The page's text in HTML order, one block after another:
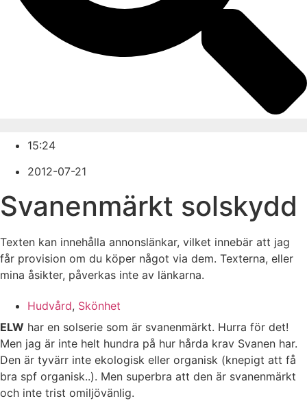
15:24
2012-07-21
Svanenmärkt solskydd
Texten kan innehålla annonslänkar, vilket innebär att jag
får provision om du köper något via dem. Texterna, eller
mina åsikter, påverkas inte av länkarna.
Hudvård, Skönhet
ELW har en solserie som är svanenmärkt. Hurra för det!
Men jag är inte helt hundra på hur hårda krav Svanen har.
Den är tyvärr inte ekologisk eller organisk (knepigt att få
bra spf organisk..). Men superbra att den är svanenmärkt
och inte trist omiljövänlig.